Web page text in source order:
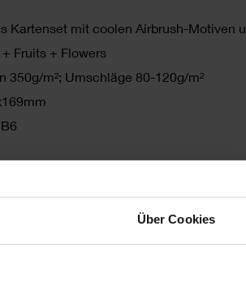
Über Cookies
Kartenset mit coolen Airbrush-Motiven
Fruits + Flowers
350g/m²; Umschläge 80-120g/m²